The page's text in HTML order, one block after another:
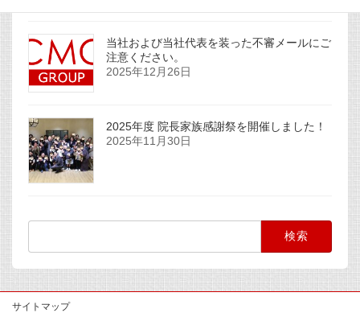
当社および当社代表を装った不審メールにご
注意ください。
2025年12月26日
2025年度 院長家族感謝祭を開催しました！
2025年11月30日
検
サイトマップ